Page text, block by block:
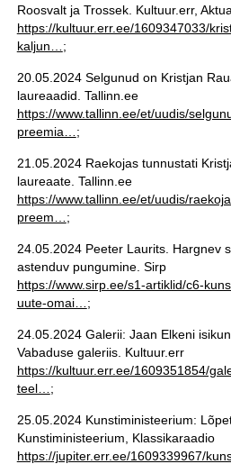
Roosvalt ja Trossek. Kultuur.err,
https://kultuur.err.ee/1609347033/
kaljun… ;
20.05.2024 Selgunud on Kristjan
laureaadid. Tallinn.ee
https://www.tallinn.ee/et/uudis/
preemia… ;
21.05.2024 Raekojas tunnustati
laureaate. Tallinn.ee
https://www.tallinn.ee/et/uudis/
preem… ;
24.05.2024 Peeter Laurits. Hargnev
astenduv pungumine. Sirp
https://www.sirp.ee/s1-artiklid/c6-
uute-omai… ;
24.05.2024 Galerii: Jaan Elkeni
Vabaduse galeriis. Kultuur.err
https://kultuur.err.ee/1609351854/
teel… ;
25.05.2024 Kunstiministeerium:
Kunstiministeerium, Klassikaraadio
https://jupiter.err.ee/1609339967/